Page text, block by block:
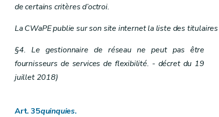
de certains critères d’octroi.
La CWaPE publie sur son site internet la liste des
§4. Le gestionnaire de réseau ne peut pas être
fournisseurs de services de flexibilité. - décret du 19
juillet 2018)
Art. 35quinquies.